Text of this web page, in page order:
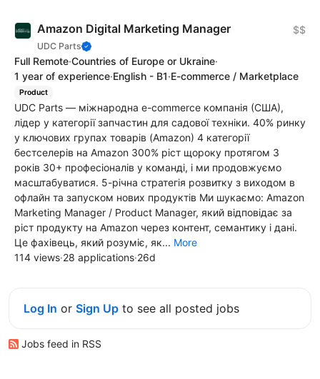
Amazon Digital Marketing Manager
UDC Parts
$$
Full Remote·Countries of Europe or Ukraine·
1 year of experience·English - B1·E-commerce / Marketplace
Product
UDC Parts — міжнародна e-commerce компанія (США),
лідер у категорії запчастин для садової техніки. 40% ринку
у ключових групах товарів (Amazon) 4 категорії
бестселерів на Amazon 300% ріст щороку протягом 3
років 30+ професіоналів у команді, і ми продовжуємо
масштабуватися. 5-річна стратегія розвитку з виходом в
офлайн та запуском нових продуктів Ми шукаємо: Amazon
Marketing Manager / Product Manager, який відповідає за
ріст продукту на Amazon через контент, семантику і дані.
Це фахівець, який розуміє, як... More
114 views·28 applications·26d
Log In or Sign Up to see all posted jobs
Jobs feed in RSS